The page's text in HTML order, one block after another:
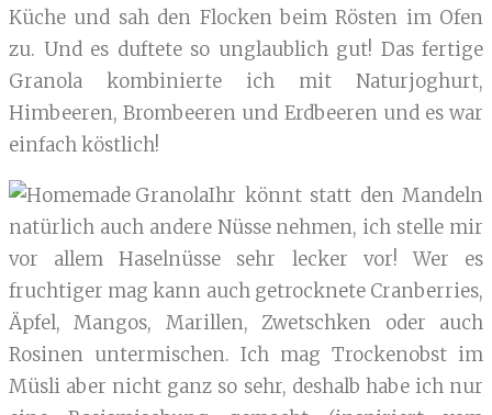
Küche und sah den Flocken beim Rösten im Ofen
zu. Und es duftete so unglaublich gut! Das fertige
Granola kombinierte ich mit Naturjoghurt,
Himbeeren, Brombeeren und Erdbeeren und es war
einfach köstlich!
Ihr könnt statt den Mandeln
natürlich auch andere Nüsse nehmen, ich stelle mir
vor allem Haselnüsse sehr lecker vor! Wer es
fruchtiger mag kann auch getrocknete Cranberries,
Äpfel, Mangos, Marillen, Zwetschken oder auch
Rosinen untermischen. Ich mag Trockenobst im
Müsli aber nicht ganz so sehr, deshalb habe ich nur